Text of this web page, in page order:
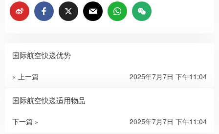
国际航空快递优势
« 上一篇 2025年7月7日 下午11:04
国际航空快递适用物品
下一篇 » 2025年7月7日 下午11:04